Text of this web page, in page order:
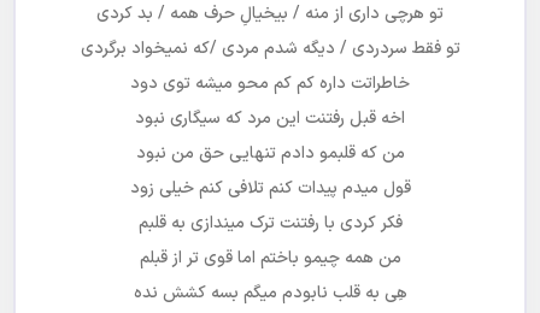
تو هرچی داری از منه / بیخیالِ حرف همه / بد کردی
تو فقط سردردی / دیگه شدم مردی /که نمیخواد برگردی
خاطراتت داره کم کم محو میشه توی دود
اخه قبل رفتنت این مرد که سیگاری نبود
من که قلبمو دادم تنهایی حق من نبود
قول میدم پیدات کنم تلافی کنم خیلی زود
فکر کردی با رفتنت ترک میندازی به قلبم
من همه چیمو باختم اما قوی تر از قبلم
هِی به قلب نابودم میگم بسه کشش نده